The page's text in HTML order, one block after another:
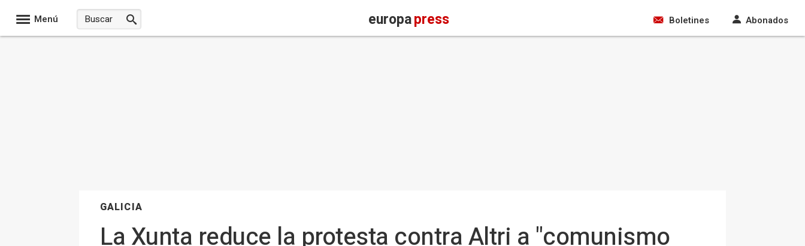
Menú europapress Boletines Abonados
GALICIA
La Xunta reduce la protesta contra Altri a "comunismo